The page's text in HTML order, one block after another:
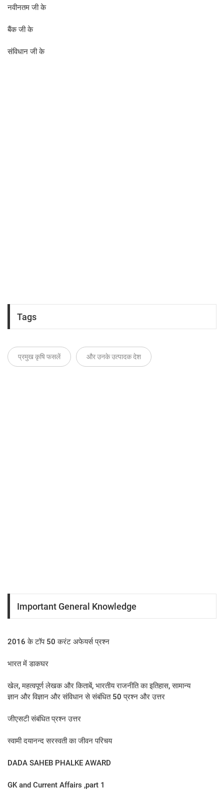
नवीनतम जी के
बैंक जी के
संविधान जी के
Tags
प्रमुख कृषि फसलें और उनके उत्पादक देश
Important General Knowledge
2016 के टॉप 50 करंट अफेयर्स प्रश्न
भारत में डाकघर
खेल, महत्वपूर्ण लेखक और किताबें, भारतीय राजनीति का इतिहास, सामान्य
ज्ञान और विज्ञान और संविधान से संबंधित 50 प्रश्न और उत्तर
जीएसटी संबंधित प्रश्न उत्तर
स्‍वामी दयानन्‍द सरस्‍वती का जीवन परिचय
DADA SAHEB PHALKE AWARD
GK and Current Affairs ,part 1